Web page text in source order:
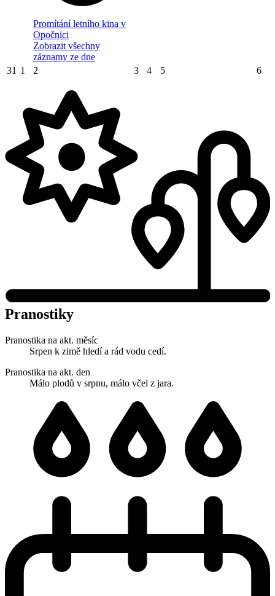
Promítání letního kina v
Opočnici
Zobrazit všechny
záznamy ze dne
31 1 2 3 4 5 6
Pranostiky
Pranostika na akt. měsíc
Srpen k zimě hledí a rád vodu cedí.
Pranostika na akt. den
Málo plodů v srpnu, málo včel z jara.